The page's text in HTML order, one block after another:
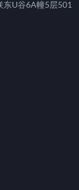
东U谷6A幢5层501